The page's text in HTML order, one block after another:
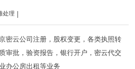
处理
密云公司注册，股权变更，各类执照转
审批，验资报告，银行开户，密云代交